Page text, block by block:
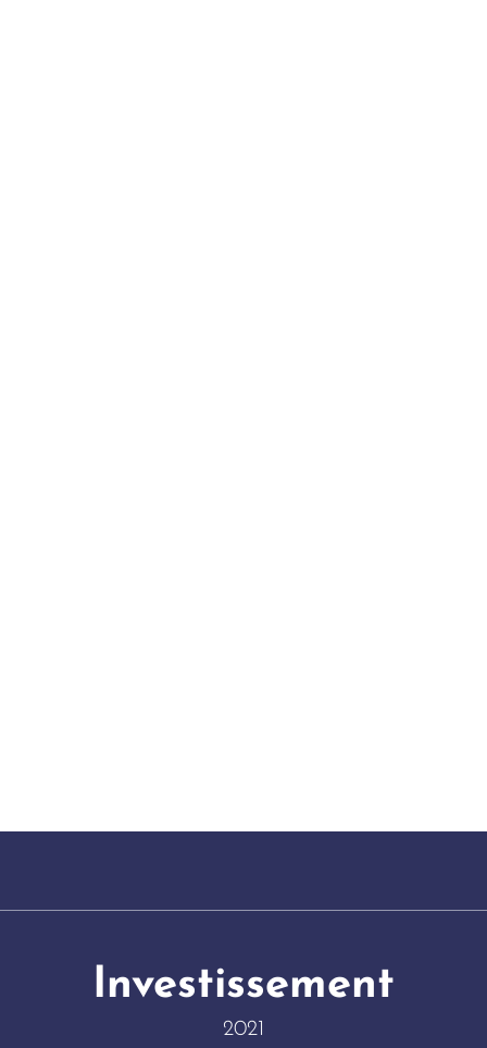
Investissement
2021